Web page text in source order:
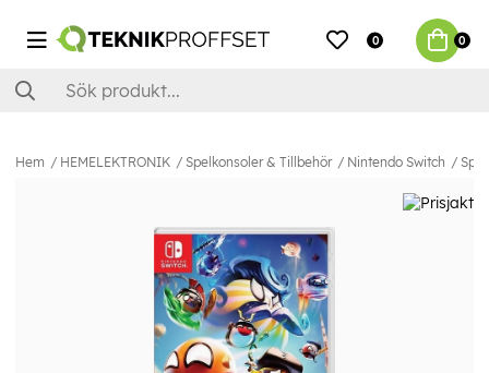
0 0
Hem HEMELEKTRONIK Spelkonsoler & Tillbehör Nintendo Switch Spel